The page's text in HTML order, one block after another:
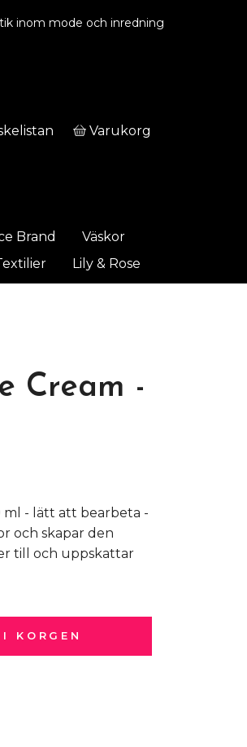
inom mode och inredning
Varukorg
Brand
Väskor
Lily & Rose
Cream -
ml - lätt att bearbeta -
och skapar den
till och uppskattar
KORGEN